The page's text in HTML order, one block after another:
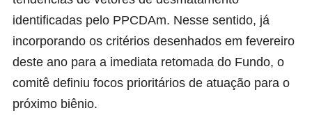
identificadas pelo PPCDAm. Nesse sentido, já
incorporando os critérios desenhados em fevereiro
deste ano para a imediata retomada do Fundo, o
comitê definiu focos prioritários de atuação para o
próximo biênio.